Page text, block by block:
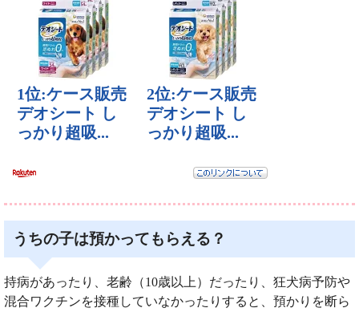
うちの子は預かってもらえる？
持病があったり、老齢（10歳以上）だったり、狂犬病予防や
混合ワクチンを接種していなかったりすると、預かりを断ら